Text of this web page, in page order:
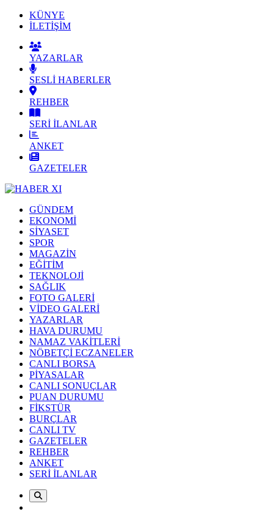
KÜNYE
İLETİŞİM
YAZARLAR
SESLİ HABERLER
REHBER
SERİ İLANLAR
ANKET
GAZETELER
GÜNDEM
EKONOMİ
SİYASET
SPOR
MAGAZİN
EĞİTİM
TEKNOLOJİ
SAĞLIK
FOTO GALERİ
VİDEO GALERİ
YAZARLAR
HAVA DURUMU
NAMAZ VAKİTLERİ
NÖBETÇİ ECZANELER
CANLI BORSA
PİYASALAR
CANLI SONUÇLAR
PUAN DURUMU
FİKSTÜR
BURÇLAR
CANLI TV
GAZETELER
REHBER
ANKET
SERİ İLANLAR